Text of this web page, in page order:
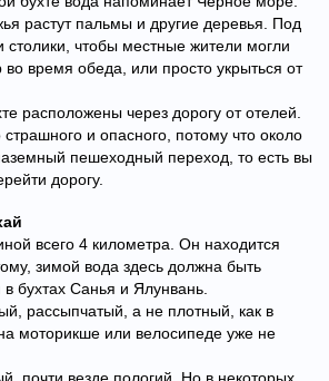
растут пальмы и другие деревья. Под
столики, чтобы местные жители могли
время обеда, или просто укрыться от
расположены через дорогу от отелей.
и опасного, потому что около
пешеходный переход, то есть вы
дорогу.
всего 4 километра. Он находится
зимой вода здесь должна быть
бухтах Санья и Ялунвань.
рассыпчатый, а не плотный, как в
моторикше или велосипеде уже не
почти везде пологий. Но в некоторых